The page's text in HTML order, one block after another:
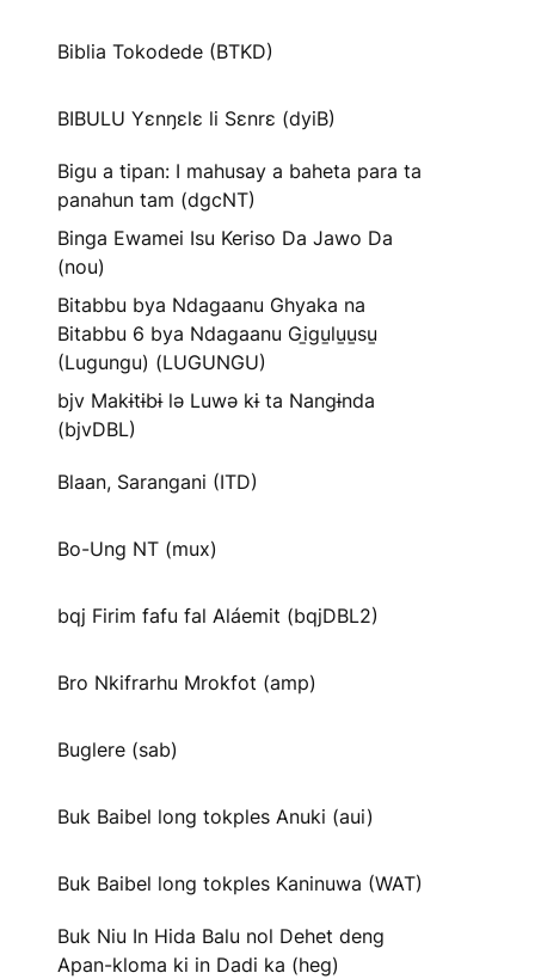
Biblia Tokodede (BTKD)
BIBULU Yɛnŋɛlɛ li Sɛnrɛ (dyiB)
Bigu a tipan: I mahusay a baheta para ta
panahun tam (dgcNT)
Binga Ewamei Isu Keriso Da Jawo Da
(nou)
Bitabbu bya Ndagaanu Ghyaka na
Bitabbu 6 bya Ndagaanu Gi̱gu̱lu̱u̱su̱
(Lugungu) (LUGUNGU)
bjv Makɨtɨbɨ lə Luwə kɨ ta Nangɨnda
(bjvDBL)
Blaan, Sarangani (ITD)
Bo-Ung NT (mux)
bqj Firim fafu fal Aláemit (bqjDBL2)
Bro Nkifrarhu Mrokfot (amp)
Buglere (sab)
Buk Baibel long tokples Anuki (aui)
Buk Baibel long tokples Kaninuwa (WAT)
Buk Niu In Hida Balu nol Dehet deng
Apan-kloma ki in Dadi ka (heg)